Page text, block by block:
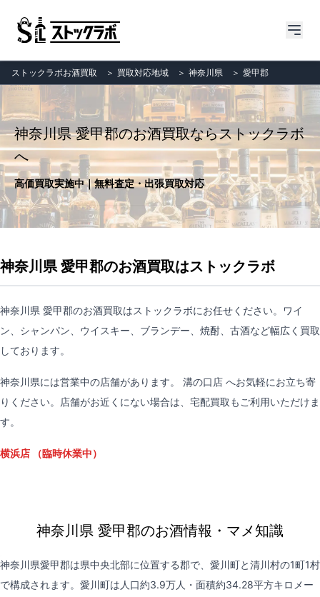
ストックラボお酒買取 ＞ 買取対応地域 ＞ 神奈川県 ＞ 愛甲郡
神奈川県 愛甲郡のお酒買取ならストックラボ
へ
高価買取実施中｜無料査定・出張買取対応
神奈川県 愛甲郡のお酒買取はストックラボ
神奈川県 愛甲郡のお酒買取はストックラボにお任せください。ワイ
ン、シャンパン、ウイスキー、ブランデー、焼酎、古酒など幅広く買取
しております。
神奈川県には営業中の店舗があります。 溝の口店 へお気軽にお立ち寄
りください。店舗がお近くにない場合は、 宅配買取 もご利用いただけま
す。
横浜店 （臨時休業中）
神奈川県 愛甲郡のお酒情報・マメ知識
神奈川県愛甲郡は県中央北部に位置する郡で、愛川町と清川村の1町1村
で構成されます。愛川町は人口約3.9万人・面積約34.28平方キロメー